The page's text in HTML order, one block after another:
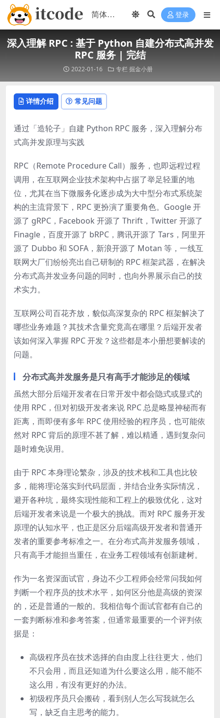
登录
深入理解 RPC : 基于 Python 自建分布式高并发
RPC 服务 | 完结
2022-01-16 专栏掘金小册
详情介绍 常见问题
通过「造轮子」自建 Python RPC 服务，深入理解分布
式高并发原理与实践
RPC（Remote Procedure Call）服务，也即远程过程
调用，在互联网企业技术架构中占据了举足轻重的地
位，尤其在当下微服务化逐步成为大中型分布式系统架
构的主流背景下，RPC 更扮演了重要角色。Google 开
源了 gRPC，Facebook 开源了 Thrift，Twitter 开源了
Finagle，百度开源了 bRPC，腾讯开源了 Tars，阿里开
源了 Dubbo 和 SOFA，新浪开源了 Motan 等，一线互
联网大厂们纷纷亮出自己研制的 RPC 框架武器，在解决
分布式高并发业务问题的同时，也向外界展示自己的技
术实力。
互联网公司百花齐放，貌似高深复杂的 RPC 框架解决了
哪些业务难题？其技术含量究竟高在哪里？后端开发者
该如何深入掌握 RPC 开发？这些都是本小册想要解读的
问题。
分布式高并发服务是只有高手才能涉足的领域
虽然大部分后端开发者在日常开发中都会隐式或显式的
使用 RPC，但对初级开发者来说 RPC 总是略显神秘而有
距离，而即便有多年 RPC 使用经验的程序员，也可能依
然对 RPC 背后的原理不甚了解，难以精通，遇到复杂问
题时难免误用。
由于 RPC 本身理论繁杂，涉及的技术栈和工具也比较
多，能将理论落实到代码层面，并结合业务实际情况，
避开各种坑，最终实现性能和工程上的极致优化，这对
后端开发者来说是一个极大的挑战。而对 RPC 服务开发
原理的认知水平，也正是区分后端高级开发者和普通开
发者的重要参考标准之一。在分布式高并发服务领域，
只有高手才能担当重任，在业务工程领域有创新建树。
作为一名资深面试官，身边不少工程师会经常问我如何
判断一个程序员的技术水平，如何区分他是高级的资深
的，还是普通的一般的。我相信每个面试官都有自己的
一套判断标准和参考答案，但通常最重要的一个评判依
据是：
高级程序员在技术选择的自由度上往往更大，他们
不只会用，而且还知道为什么要这么用，能不能不
这么用，有没有更好的办法。
初级程序员只会搬砖，看到别人怎么写我就怎么
写，缺乏自主思考的能力。